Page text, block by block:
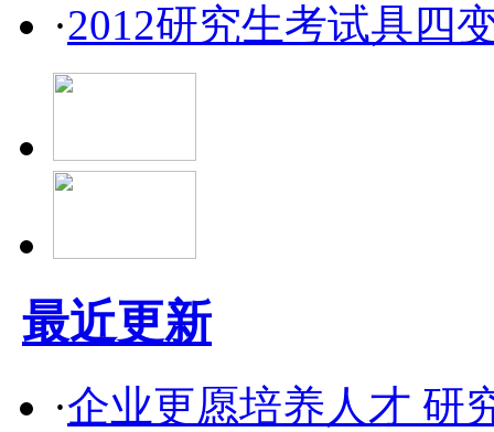
·2012研究生考试具四
最近更新
·企业更愿培养人才 研